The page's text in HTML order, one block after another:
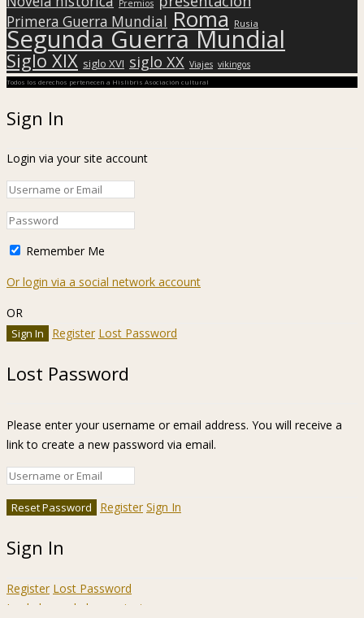
Premios
Primera Guerra Mundial Roma Rusia
Segunda Guerra Mundial
Siglo XIX siglo XVI siglo XX Viajes vikingos
Todos los derechos pertenecen a Hislibris Asociación cultural
Sign In
Login via your site account
Remember Me
Or login via a social network account
OR
Register Lost Password
Lost Password
Please enter your username or email address. You will receive a
link to create a new password via email.
Register Sign In
Sign In
Register Lost Password
Ir a la barra de herramientas